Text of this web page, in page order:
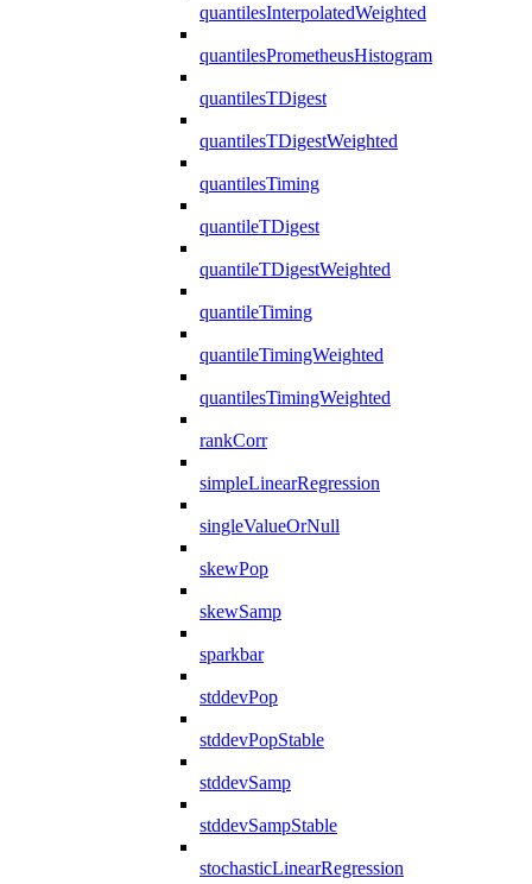
quantilesInterpolatedWeighted
quantilesPrometheusHistogram
quantilesTDigest
quantilesTDigestWeighted
quantilesTiming
quantileTDigest
quantileTDigestWeighted
quantileTiming
quantileTimingWeighted
quantilesTimingWeighted
rankCorr
simpleLinearRegression
singleValueOrNull
skewPop
skewSamp
sparkbar
stddevPop
stddevPopStable
stddevSamp
stddevSampStable
stochasticLinearRegression